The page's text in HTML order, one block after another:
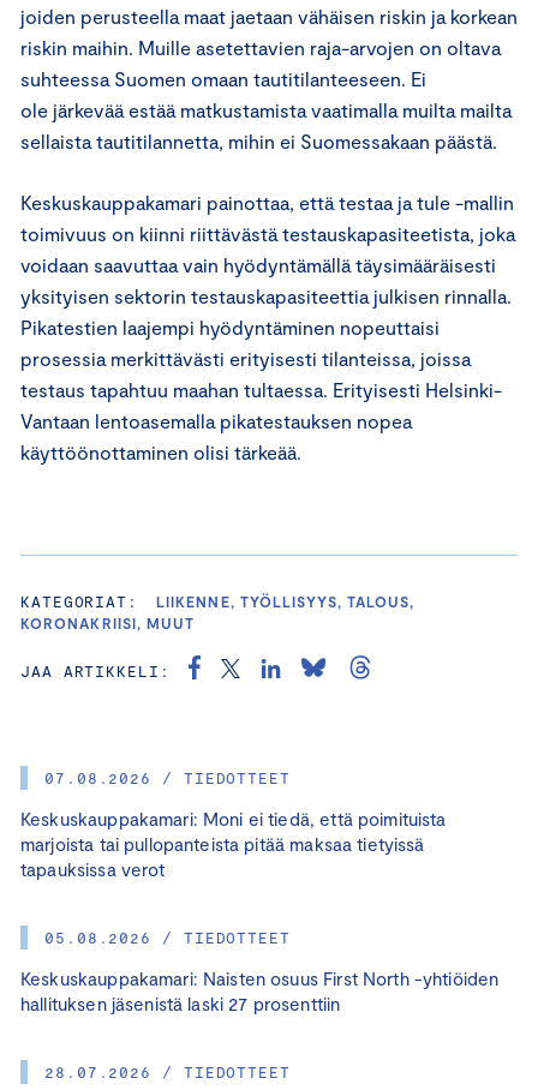
07.08.2026 / TIEDOTTEET
Keskuskauppakamari: Moni ei tiedä, että poimituista
marjoista tai pullopanteista pitää maksaa tietyissä
tapauksissa verot
05.08.2026 / TIEDOTTEET
Keskuskauppakamari: Naisten osuus First North -yhtiöiden
hallituksen jäsenistä laski 27 prosenttiin
28.07.2026 / TIEDOTTEET
joiden perusteella maat jaetaan vähäisen riskin ja korkean
riskin maihin. Muille asetettavien raja-arvojen on oltava
suhteessa Suomen omaan tautitilanteeseen. Ei
ole järkevää estää matkustamista vaatimalla muilta mailta
sellaista tautitilannetta, mihin ei Suomessakaan päästä.
Keskuskauppakamari painottaa, että testaa ja tule -mallin
toimivuus on kiinni riittävästä testauskapasiteetista, joka
voidaan saavuttaa vain hyödyntämällä täysimääräisesti
yksityisen sektorin testauskapasiteettia julkisen rinnalla.
Pikatestien laajempi hyödyntäminen nopeuttaisi
prosessia merkittävästi erityisesti tilanteissa, joissa
testaus tapahtuu maahan tultaessa. Erityisesti Helsinki-
Vantaan lentoasemalla pikatestauksen nopea
käyttöönottaminen olisi tärkeää.
KATEGORIAT:
LIIKENNE, TYÖLLISYYS, TALOUS,
KORONAKRIISI, MUUT
JAA ARTIKKELI: